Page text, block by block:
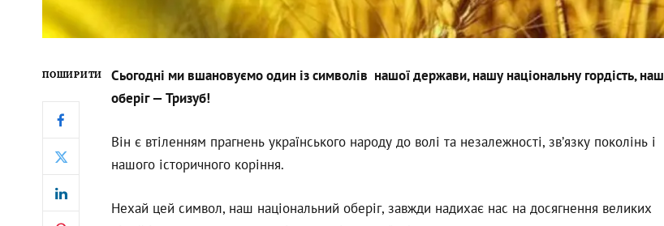
ПОШИРИТИ
Сьогодні ми вшановуємо один із символів нашої держави, нашу національну гордість, наш
оберіг — Тризуб!
Він є втіленням прагнень українського народу до волі та незалежності, зв’язку поколінь і
нашого історичного коріння.
Нехай цей символ, наш національний оберіг, завжди надихає нас на досягнення великих